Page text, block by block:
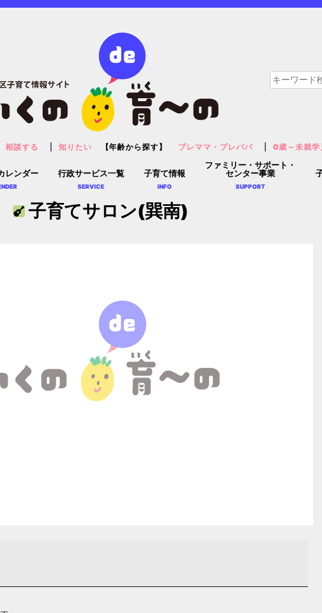
レンダー 行政サービス一覧
SERVICE
子育て情報
INFO
ファミリー・サポート・
センター事業
SUPPORT
相談する 知りたい 【年齢から探す】 プレママ・プレパパ 0歳～未就学
子育てサロン(巽南)